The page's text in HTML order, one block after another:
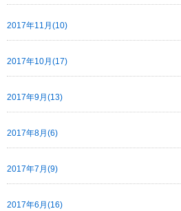
2017年11月(10)
2017年10月(17)
2017年9月(13)
2017年8月(6)
2017年7月(9)
2017年6月(16)